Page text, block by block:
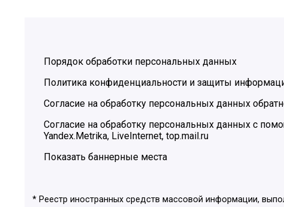
Порядок обработки персональных данных
Политика конфиденциальности и защиты
Согласие на обработку персональных данных
Согласие на обработку персональных данных с
Yandex.Metrika, LiveInternet, top.mail.ru
Показать баннерные места
* Реестр иностранных средств массовой информации,